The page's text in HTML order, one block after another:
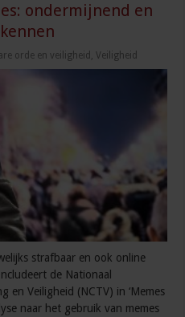
ondermijnend en
orde en veiligheid ,Veiligheid
strafbaar en ook online
de Nationaal
en Veiligheid (NCTV) in ‘Memes
naar het gebruik van memes